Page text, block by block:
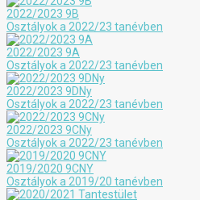
2022/2023 9B
Osztályok a 2022/23 tanévben
2022/2023 9A
Osztályok a 2022/23 tanévben
2022/2023 9DNy
Osztályok a 2022/23 tanévben
2022/2023 9CNy
Osztályok a 2022/23 tanévben
2019/2020 9CNY
Osztályok a 2019/20 tanévben